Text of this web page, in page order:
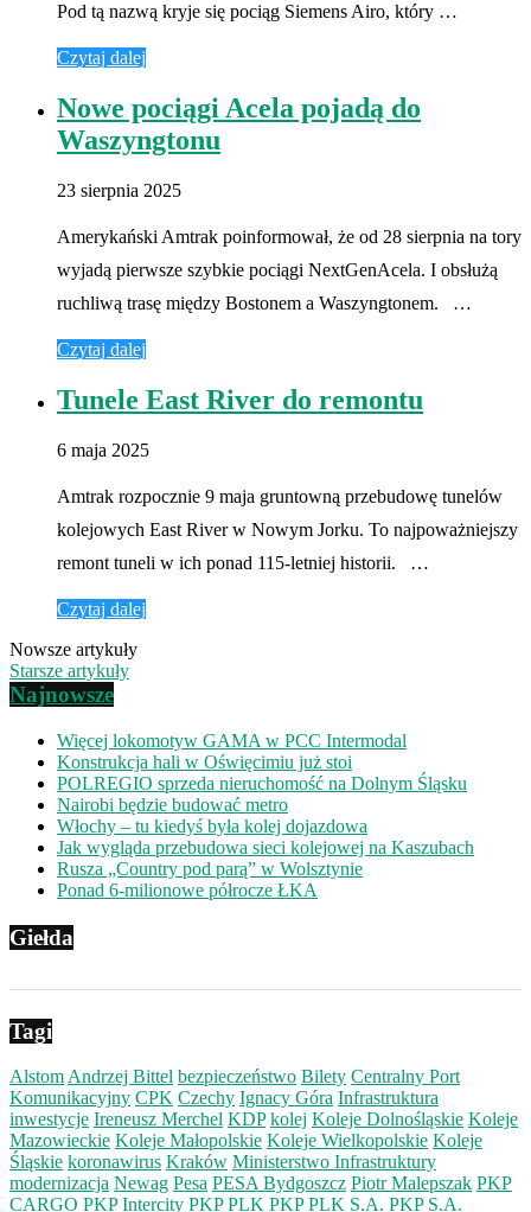
Pod tą nazwą kryje się pociąg Siemens Airo, który …
Czytaj dalej
Nowe pociągi Acela pojadą do
Waszyngtonu
23 sierpnia 2025
Amerykański Amtrak poinformował, że od 28 sierpnia na tory
wyjadą pierwsze szybkie pociągi NextGenAcela. I obsłużą
ruchliwą trasę między Bostonem a Waszyngtonem. …
Czytaj dalej
Tunele East River do remontu
6 maja 2025
Amtrak rozpocznie 9 maja gruntowną przebudowę tunelów
kolejowych East River w Nowym Jorku. To najpoważniejszy
remont tuneli w ich ponad 115-letniej historii. …
Czytaj dalej
Nowsze artykuły
Starsze artykuły
Najnowsze
Więcej lokomotyw GAMA w PCC Intermodal
Konstrukcja hali w Oświęcimiu już stoi
POLREGIO sprzeda nieruchomość na Dolnym Śląsku
Nairobi będzie budować metro
Włochy – tu kiedyś była kolej dojazdowa
Jak wygląda przebudowa sieci kolejowej na Kaszubach
Rusza „Country pod parą” w Wolsztynie
Ponad 6-milionowe półrocze ŁKA
Giełda
Tagi
Alstom Andrzej Bittel bezpieczeństwo Bilety Centralny Port
Komunikacyjny CPK Czechy Ignacy Góra Infrastruktura
inwestycje Ireneusz Merchel KDP kolej Koleje Dolnośląskie Koleje
Mazowieckie Koleje Małopolskie Koleje Wielkopolskie Koleje
Śląskie koronawirus Kraków Ministerstwo Infrastruktury
modernizacja Newag Pesa PESA Bydgoszcz Piotr Malepszak PKP
CARGO PKP Intercity PKP PLK PKP PLK S.A. PKP S.A.